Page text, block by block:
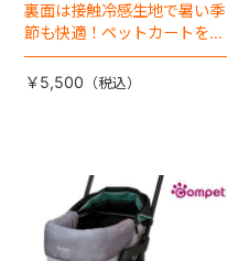
裏面は接触冷感生地で暑い季
節も快適！ペットカートをお
しゃれに・かわいく・かっこ
よく！
￥5,500